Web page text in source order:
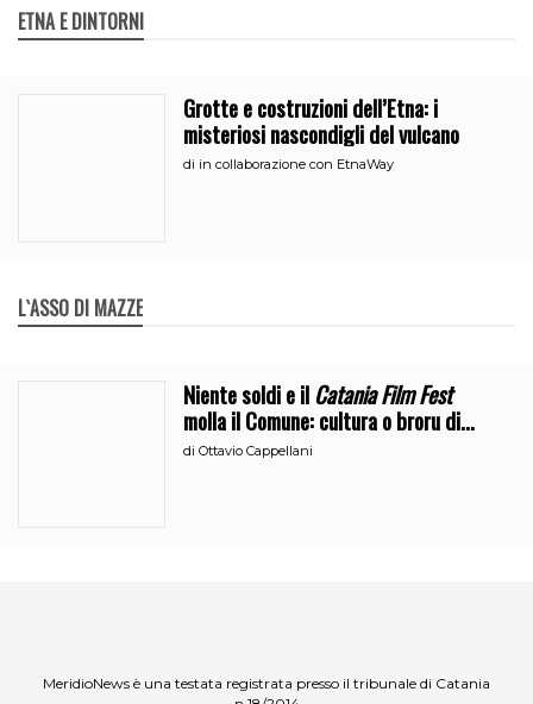
ETNA E DINTORNI
Grotte e costruzioni dell’Etna: i
misteriosi nascondigli del vulcano
di in collaborazione con EtnaWay
L`ASSO DI MAZZE
Niente soldi e ilCatania Film Fest
molla il Comune: cultura o broru di
ciciri?
diOttavio Cappellani
MeridioNews è una testata registrata presso il tribunale di Catania